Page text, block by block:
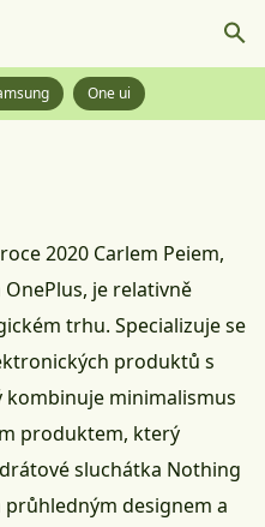
One ui
2020 Carlem Peiem,
OnePlus, je relativně
trhu. Specializuje se
produktů s
kombinuje minimalismus
produktem, který
sluchátka Nothing
průhledným designem a